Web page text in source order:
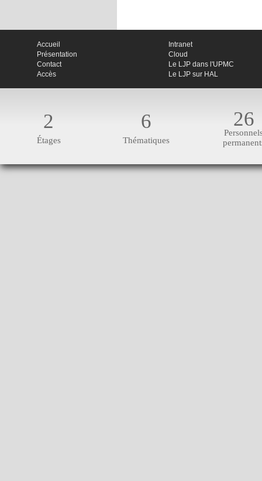
Accueil
Présentation
Contact
Accès
Intranet
Cloud
Le LJP dans l'UPMC
Le LJP sur HAL
2
Étages
6
Thématiques
26